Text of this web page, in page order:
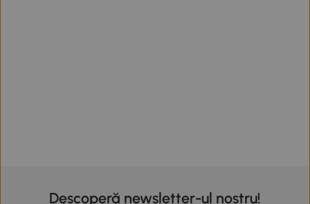
Descoperă newsletter-ul nostru!